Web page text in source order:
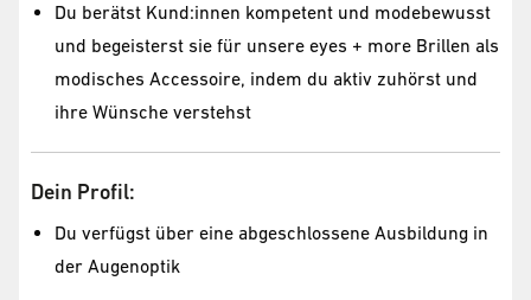
Du berätst Kund:innen kompetent und modebewusst
und begeisterst sie für unsere eyes + more Brillen als
modisches Accessoire, indem du aktiv zuhörst und
ihre Wünsche verstehst
Dein Profil:
Du verfügst über eine abgeschlossene Ausbildung in
der Augenoptik